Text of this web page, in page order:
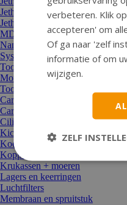
Jethelmen Lem
Jethelmen MT
MDS-onderdelen
Nano-vizier
Systeemhelm Roof
Toon alle Helmen
Motor en aandrijving
Toon alle Motor en aandrijving
Carburateur/sproeier/choke
Carterdeksel
Cilinders, koppen, zuigers
Kickstarters en onderdelen
Koeling/thermostaat/waterpomp
Koppelingen en delen
Krukassen + moeren
Lagers en keerringen
Luchtfilters
Membraan en spruitstuk
verbeteren. Klik
accepteren' om
Of ga naar 'zelf
informatie of om
wijzigen.
ZELF